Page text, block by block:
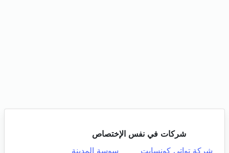
شركات في نفس الإختصاص
شركة تواتي كونسابت
سوسة المدينة